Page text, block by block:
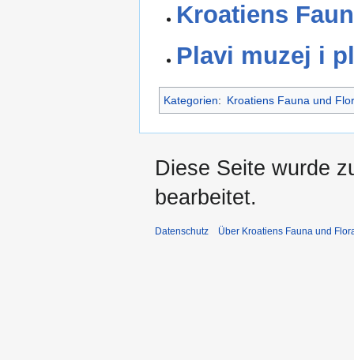
Kroatiens
Plavi muzej i
Kategorien: Kroatiens Fauna und
Diese Seite wurde
bearbeitet.
Datenschutz Über Kroatiens Fauna und